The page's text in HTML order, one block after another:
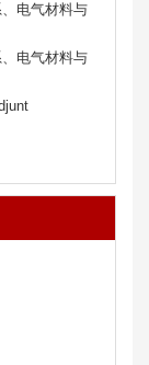
电气材料与
电气材料与